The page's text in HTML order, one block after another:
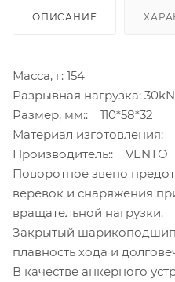
ОПИСАНИЕ
Масса, г: 154
Разрывная нагрузка: 30kN
Размер, мм:: 110*58*32
Материал
Производитель:: VENTO
Поворотное звено
веревок и снаряжения
вращательной нагрузки.
Закрытый
плавность хода и
В качестве анкерного